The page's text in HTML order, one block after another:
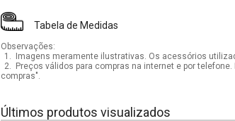
Tabela de Medidas
Observações:
1.
Imagens meramente ilustrativas. Os acessórios
2.
Preços válidos para compras na internet e por
compras".
Últimos produtos visualizados